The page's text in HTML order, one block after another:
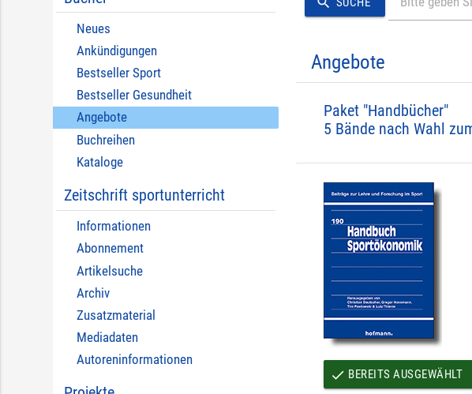
Neues
Ankündigungen
Bestseller Sport
Bestseller Gesundheit
Angebote
Buchreihen
Kataloge
Zeitschrift sportunterricht
Informationen
Abonnement
Artikelsuche
Archiv
Zusatzmaterial
Mediadaten
Autoreninformationen
Angebote
Paket "Handbücher"
5 Bände nach Wahl
done BEREITS AUSGEWÄHLT